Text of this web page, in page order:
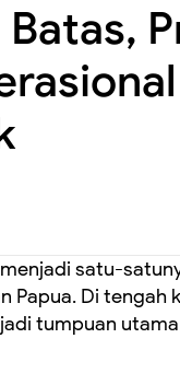
satu-
Papua. Di tengah
tumpuan